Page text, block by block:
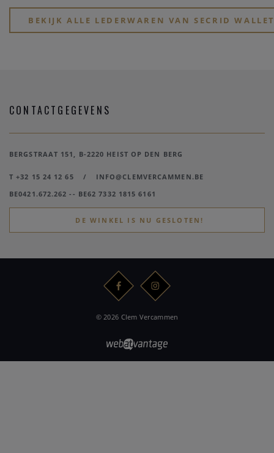
Cardprotector beschermt kaarten tegen buigen en breken.
Door het gebruik van aluminium beschermt deze ook tegen
BEKIJK ALLE LEDERWAREN VAN SECRID
CONTACTGEGEVENS
BERGSTRAAT 151, B-2220 HEIST OP DEN BERG
T +32 15 24 12 65 /
INFO@CLEMVERCAMMEN.BE
BE0421.672.262 -- BE62 7332 1815 6161
DE WINKEL IS NU GESLOTEN!
© 2026 Clem Vercammen